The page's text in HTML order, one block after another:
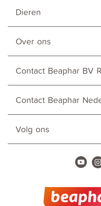
Dieren
Over ons
Contact Beaphar BV
Contact Beaphar
Volg ons